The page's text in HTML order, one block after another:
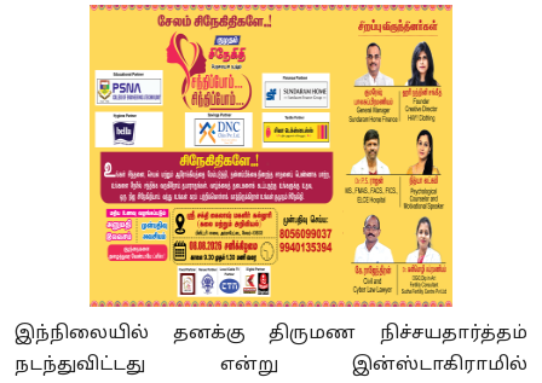
இந்நிலையில் தனக்கு திருமண நிச்சயதார்த்தம்
நடந்துவிட்டது என்று இன்ஸ்டாகிராமில்